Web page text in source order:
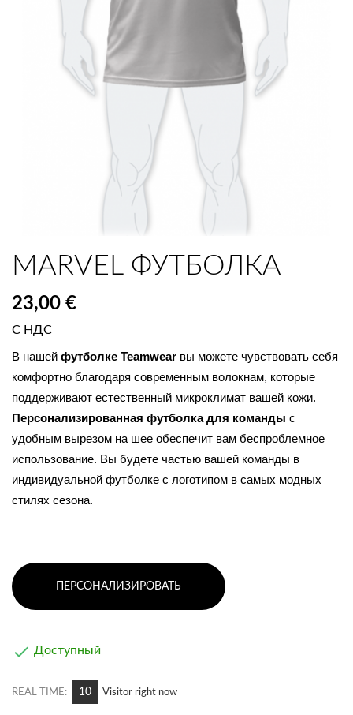
MARVEL ФУТБОЛКА
23,00 €
С НДС
В нашей футболке Teamwear вы можете чувствовать себя
комфортно благодаря современным волокнам, которые
Персонализированная футболка для команды с
удобным вырезом на шее обеспечит вам беспроблемное
использование. Вы будете частью вашей команды в
индивидуальной футболке с логотипом в самых модных
стилях сезона.
ПЕРСОНАЛИЗИРОВАТЬ
 Доступный
REAL TIME: 10 Visitor right now